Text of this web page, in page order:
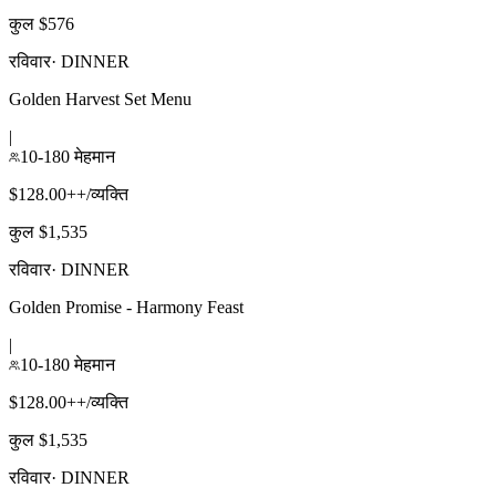
कुल $576
रविवार· DINNER
Golden Harvest Set Menu
|
10-180 मेहमान
$128.00++/व्यक्ति
कुल $1,535
रविवार· DINNER
Golden Promise - Harmony Feast
|
10-180 मेहमान
$128.00++/व्यक्ति
कुल $1,535
रविवार· DINNER